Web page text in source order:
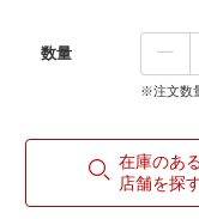
数量
※注文数
在庫のあ
店舗を探